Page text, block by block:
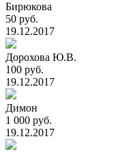
Бирюкова
50 руб.
19.12.2017
Дорохова Ю.В.
100 руб.
19.12.2017
Димон
1 000 руб.
19.12.2017